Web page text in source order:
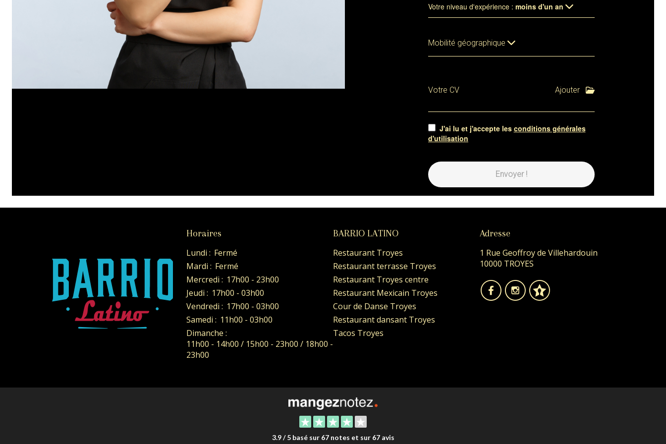
Votre niveau d'expérience : moins d'un an
Mobilité géographique
Votre CV Ajouter
J'ai lu et j'accepte les conditions générales
d'utilisation
Envoyer !
Horaires
Lundi : Fermé
Mardi : Fermé
Mercredi : 17h00 - 23h00
Jeudi : 17h00 - 03h00
Vendredi : 17h00 - 03h00
Samedi : 11h00 - 03h00
Dimanche :
11h00 - 14h00 / 15h00 - 23h00 / 18h00 -
23h00
BARRIO LATINO
Restaurant Troyes
Restaurant terrasse Troyes
Restaurant Troyes centre
Restaurant Mexicain Troyes
Cour de Danse Troyes
Restaurant dansant Troyes
Tacos Troyes
Adresse
1 Rue Geoffroy de Villehardouin
10000 TROYES
3.9 / 5 basé sur 67 notes et sur 67 avis